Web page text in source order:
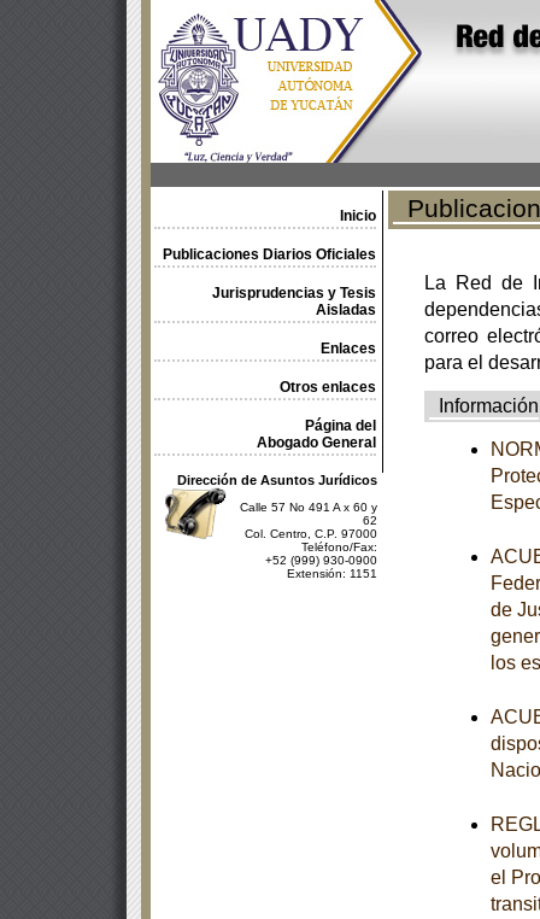
Inicio
Publicaciones Diarios Oficiales
Jurisprudencias y Tesis
Aisladas
Enlaces
Otros enlaces
Página del
Abogado General
Dirección de Asuntos Jurídicos
Calle 57 No 491 A x 60 y
62
Col. Centro, C.P. 97000
Teléfono/Fax:
+52 (999) 930-0900
Extensión: 1151
La Red de
correo
para el
Información
de
los
el